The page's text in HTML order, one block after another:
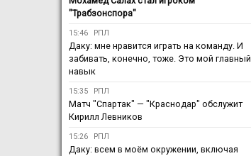
"Трабзонспора"
15:46 РПЛ
Даку: мне нравится играть на команду. И
забивать, конечно, тоже. Это мой главный
навык
15:35 РПЛ
Матч "Спартак" — "Краснодар" обслужит
Кирилл Левников
15:26 РПЛ
Даку: всем в моём окружении, включая